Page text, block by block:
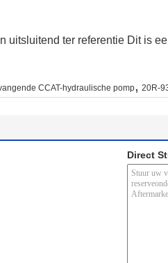
ter referentie Dit is
CCAT-hydraulische pomp, 20R-
Direct